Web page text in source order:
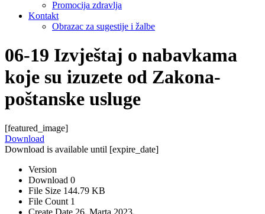
Promocija zdravlja
Kontakt
Obrazac za sugestije i žalbe
06-19 Izvještaj o nabavkama
koje su izuzete od Zakona-
poštanske usluge
[featured_image]
Download
Download is available until [expire_date]
Version
Download 0
File Size 144.79 KB
File Count 1
Create Date 26. Marta 2023.